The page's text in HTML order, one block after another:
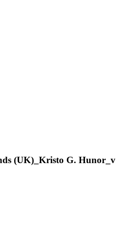
(UK)_Kristo G. Hunor_v